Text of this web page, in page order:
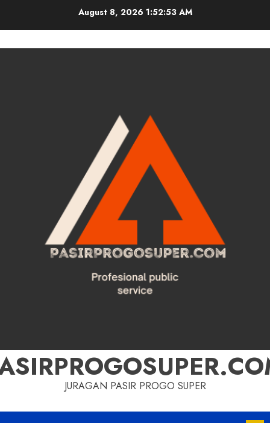
August 8, 2026 1:52:54 AM
JURAGAN PASIR PROGO SUPER